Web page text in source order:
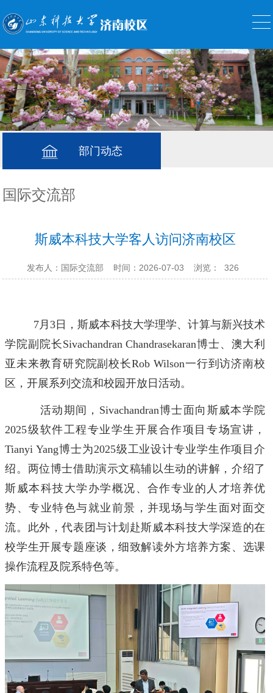
部门动态
国际交流部
斯威本科技大学客人访问济南校区
发布人：国际交流部 时间：2026-07-03 浏览： 326
7月3日，斯威本科技大学理学、计算与新兴技术
学院副院长Sivachandran Chandrasekaran博士、澳大利
亚未来教育研究院副校长Rob Wilson一行到访济南校
区，开展系列交流和校园开放日活动。
活动期间，Sivachandran博士面向斯威本学院
2025级软件工程专业学生开展合作项目专场宣讲，
Tianyi Yang博士为2025级工业设计专业学生作项目介
绍。两位博士借助演示文稿辅以生动的讲解，介绍了
斯威本科技大学办学概况、合作专业的人才培养优
势、专业特色与就业前景，并现场与学生面对面交
流。此外，代表团与计划赴斯威本科技大学深造的在
校学生开展专题座谈，细致解读外方培养方案、选课
操作流程及院系特色等。